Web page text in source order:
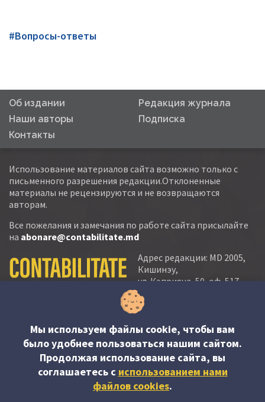
#Вопросы-ответы
Об издании
Редакция журнала
Наши авторы
Подписка
Контакты
Использование материалов сайта возможно только с
письменного разрешения редакции.Отклоненные
материалы не рецензируются и не возвращаются
авторам.
Все пожелания и замечания по работе сайта присылайте
на abonare@contabilitate.md
Адрес редакции: MD 2005,
Кишинэу,
ул. Кэприяна, 50, оф. 517-
518
тел.:
тел./факс: (+373 22) 22 53 90
e-mail:
abonare@contabilitate.md
newsletter:
contabilitate
Мы используем файлы cookie, чтобы вам
было удобнее пользоваться нашим сайтом.
Продолжая использование сайта, вы
соглашаетесь c использованием нами
файлов cookies.